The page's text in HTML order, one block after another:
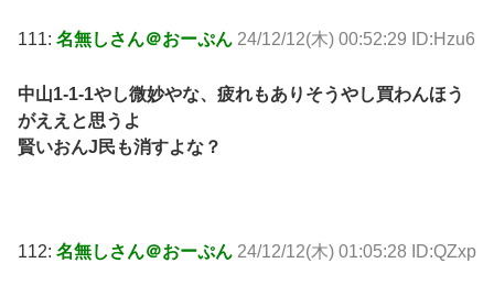
111: 名無しさん＠おーぷん 24/12/12(木) 00:52:29 ID:Hzu6
中山1-1-1やし微妙やな、疲れもありそうやし買わんほう
がええと思うよ
賢いおんJ民も消すよな？
112: 名無しさん＠おーぷん 24/12/12(木) 01:05:28 ID:QZxp